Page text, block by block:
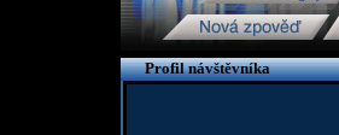
Profil návštěvníka